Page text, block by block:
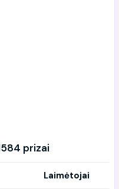
prizai
Laimėtojai